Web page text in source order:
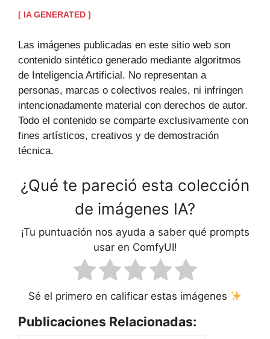
[ IA GENERATED ]
Las imágenes publicadas en este sitio web son
contenido sintético generado mediante algoritmos
de Inteligencia Artificial. No representan a
personas, marcas o colectivos reales, ni infringen
intencionadamente material con derechos de autor.
Todo el contenido se comparte exclusivamente con
fines artísticos, creativos y de demostración
técnica.
¿Qué te pareció esta colección
de imágenes IA?
¡Tu puntuación nos ayuda a saber qué prompts
usar en ComfyUI!
Sé el primero en calificar estas imágenes
Publicaciones Relacionadas: